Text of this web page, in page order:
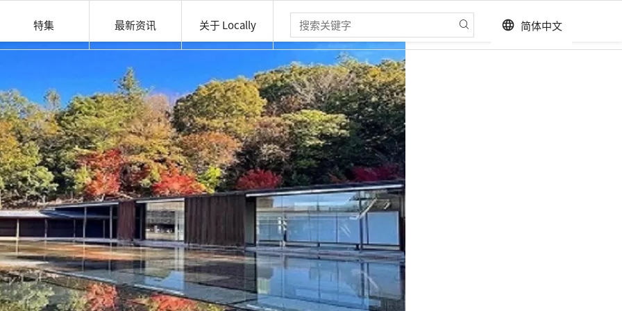
特集 最新资讯 关于 Locally language 简体中文